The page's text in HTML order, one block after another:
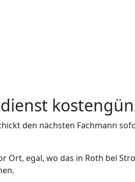
den nächsten Fachmann
Ort, egal, wo das in Roth bei